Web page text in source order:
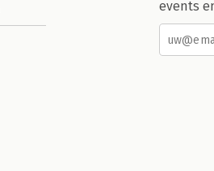
events